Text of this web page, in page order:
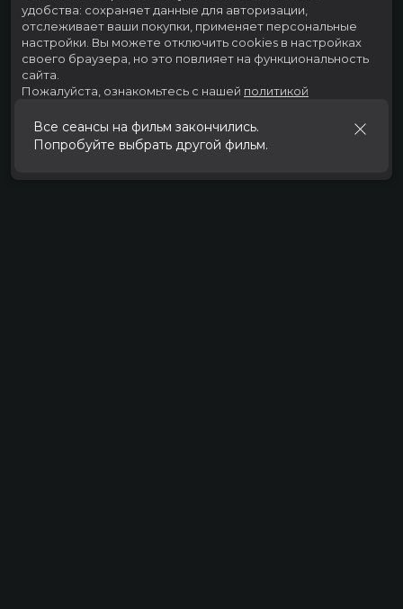
удобства: сохраняет данные для авторизации,
отслеживает ваши покупки, применяет персональные
настройки. Вы можете отключить cookies в настройках
своего браузера, но это повлияет на функциональность
сайта.
Пожалуйста, ознакомьтесь с нашей политикой
Принять